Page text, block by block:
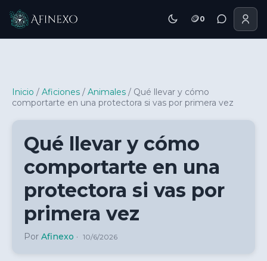
Inicio Afinexo 🪙0
Inicio / Aficiones / Animales / Qué llevar y cómo
comportarte en una protectora si vas por primera vez
Qué llevar y cómo
comportarte en una
protectora si vas por
primera vez
Por Afinexo · 10/6/2026